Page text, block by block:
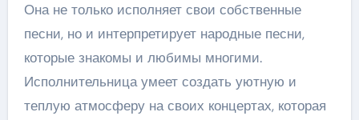
Она не только исполняет свои собственные
песни, но и интерпретирует народные песни,
которые знакомы и любимы многими.
Исполнительница умеет создать уютную и
теплую атмосферу на своих концертах, которая